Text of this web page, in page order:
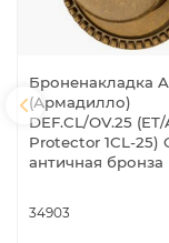
Броненакладка
(Армадилло)
DEF.CL/OV.25 (ET/
Protector 1CL-25)
античная бронза
34903